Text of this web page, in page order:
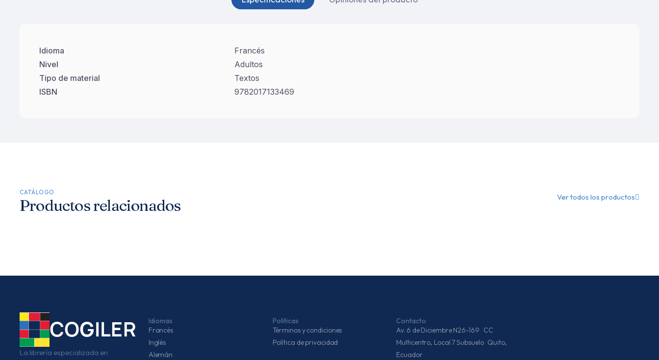
Idioma
Francés
Nivel
Adultos
Tipo de material
Textos
ISBN
9782017133469
CATÁLOGO
Productos relacionados Ver todos los productos
COGILER
La librería especializada en
Idiomas
Francés
Inglés
Alemán
Políticas
Términos y condiciones
Política de privacidad
Contacto
Av. 6 de Diciembre N26-169 CC
Multicentro, Local 7 Subsuelo Quito,
Ecuador